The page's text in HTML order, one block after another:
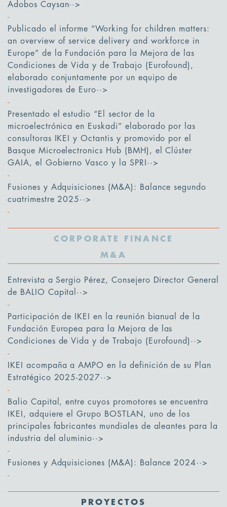
Adobos Caysan··>
Publicado el informe “Working for children matters:
an overview of service delivery and workforce in
Europe” de la Fundación para la Mejora de las
Condiciones de Vida y de Trabajo (Eurofound),
elaborado conjuntamente por un equipo de
investigadores de Euro··>
Presentado el estudio “El sector de la
microelectrónica en Euskadi” elaborado por las
consultoras IKEI y Octantis y promovido por el
Basque Microelectronics Hub (BMH), el Clúster
GAIA, el Gobierno Vasco y la SPRI ··>
Fusiones y Adquisiciones (M&A): Balance segundo
cuatrimestre 2025··>
CORPORATE FINANCE
M&A
Entrevista a Sergio Pérez, Consejero Director General
de BALIO Capital ··>
Participación de IKEI en la reunión bianual de la
Fundación Europea para la Mejora de las
Condiciones de Vida y de Trabajo (Eurofound) ··>
IKEI acompaña a AMPO en la definición de su Plan
Estratégico 2025-2027··>
Balio Capital, entre cuyos promotores se encuentra
IKEI, adquiere el Grupo BOSTLAN, uno de los
principales fabricantes mundiales de aleantes para la
industria del aluminio··>
Fusiones y Adquisiciones (M&A): Balance 2024··>
PROYECTOS